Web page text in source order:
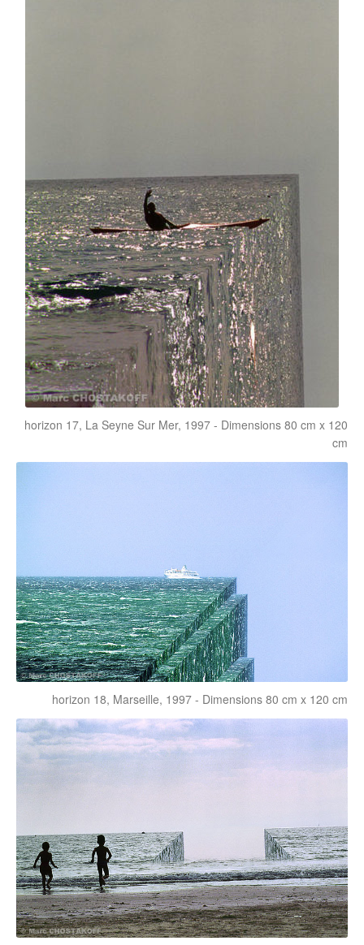
horizon 17, La Seyne Sur Mer, 1997 - Dimensions 80 cm x 120
cm
horizon 18, Marseille, 1997 - Dimensions 80 cm x 120 cm